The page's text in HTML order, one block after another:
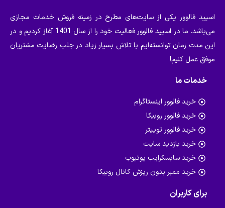
اسپید فالوور یکی از سایت‌های مطرح در زمینه فروش خدمات مجازی
می‌باشد. ما در اسپید فالوور فعالیت خود را از سال 1401 آغاز کردیم و در
این مدت زمان توانسته‌ایم با تلاش بسیار زیاد در جلب رضایت مشتریان
موفق عمل کنیم!
خدمات ما
خرید فالوور اینستاگرام
خرید فالوور روبیکا
خرید فالوور توییتر
خرید بازدید سایت
خرید سابسکرایب یوتیوب
خرید ممبر بدون ریزش کانال روبیکا
برای کاربران